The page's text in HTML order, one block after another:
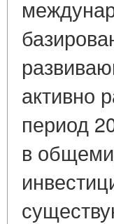
активно
период
в